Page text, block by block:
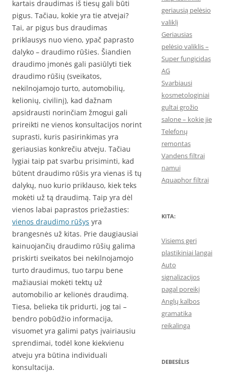
kartais draudimas iš tiesų gali būti
pigus. Tačiau, kokie yra tie atvejai?
Tai, ar pigus bus draudimas
priklausys nuo vieno, ypač paprasto
dalyko – draudimo rūšies. Šiandien
draudimo įmonės gali pasiūlyti tiek
draudimo rūšių (sveikatos,
nekilnojamojo turto, automobilių,
kelionių, civilinį), kad dažnam
apsidrausti norinčiam žmogui gali
prireikti ne vienos konsultacijos norint
suprasti, kuris pasirinkimas yra
geriausias konkrečiu atveju. Tačiau
lygiai taip pat svarbu prisiminti, kad
būtent draudimo rūšis yra vienas iš tų
dalykų, nuo kurio priklauso, kiek teks
mokėti už tą draudimą. Taip yra dėl
vienos labai paprastos priežasties:
vienos draudimo rūšys yra
brangesnės už kitas. Prie daugiausiai
kainuojančių draudimo rūšių galima
priskirti sveikatos bei nekilnojamojo
turto draudimus, tuo tarpu bene
mažiausiai mokėti tektų už
automobilio ar kelionės draudimą.
Tiesa, belieka tik pridurti, jog tai –
bendro pobūdžio informacija,
visuomet yra galimi patys įvairiausiu
sprendimai, todėl kone kiekvienu
atveju yra būtina individuali
konsultacija.
geriausią pelėsio
valiklį
Geriausias
pelėsio valiklis –
Super fungicidas
AG
Svarbiausi
kosmetologiniai
gultai grožio
salone – kokie jie
Telefonų
remontas
Vandens filtrai
namui
Aquaphor filtrai
KITA:
Visiems geri
plastikiniai langai
Auto
signalizacijos
pagal poreikį
Anglų kalbos
gramatika
reikalinga
DEBESĖLIS